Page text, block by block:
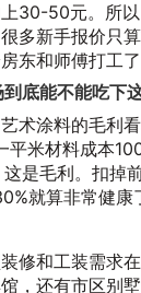
30-50元。所
多新手报价只
东和师傅打工了
底能不能吃下
术涂料的毛利
平米材料成本
是毛利。扣掉
就算非常健康
修和工装需求
，还有市区别